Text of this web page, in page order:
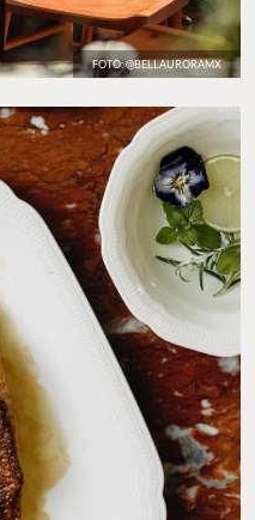
FOTO: @BELLAURORAMX